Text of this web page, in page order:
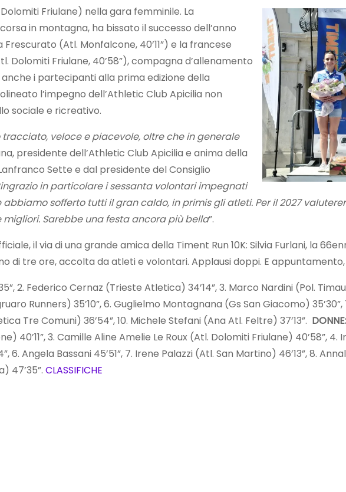
Friulane) nella gara femminile. La
in montagna, ha bissato il successo dell’anno
Frescurato (Atl. Monfalcone, 40’11”) e la francese
Dolomiti Friulane, 40’58”), compagna d’allenamento
i partecipanti alla prima edizione della
l’impegno dell’Athletic Club Apicilia non
sociale e ricreativo.
veloce e piacevole, oltre che in generale
presidente dell’Athletic Club Apicilia e anima della
Sette e dal presidente del Consiglio
in particolare i sessanta volontari impegnati
abbiamo sofferto tutti il gran caldo, in primis gli atleti. Per il 2027
Sarebbe una festa ancora più bella”.
il via di una grande amica della Timent Run 10K: Silvia Furlani, la
di tre ore, accolta da atleti e volontari. Applausi doppi. E
2. Federico Cernaz (Trieste Atletica) 34’14”, 3. Marco Nardini (Pol.
Runners) 35’10”, 6. Guglielmo Montagnana (Gs San Giacomo)
Tre Comuni) 36’54”, 10. Michele Stefani (Ana Atl. Feltre) 37’13”. DONNE:
40’11”, 3. Camille Aline Amelie Le Roux (Atl. Dolomiti Friulane) 40’58”,
Angela Bassani 45’51”, 7. Irene Palazzi (Atl. San Martino) 46’13”, 8.
47’35”. CLASSIFICHE